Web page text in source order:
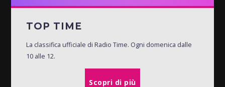
TOP TIME
La classifica ufficiale di Radio Time. Ogni domenica dalle
10 alle 12.
Scopri di più